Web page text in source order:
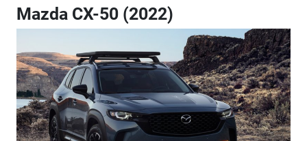
Mazda CX-50 (2022)